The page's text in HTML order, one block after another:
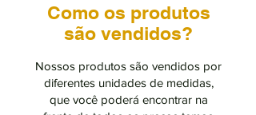
Como os produtos
são vendidos?
Nossos produtos são vendidos por
diferentes unidades de medidas,
que você poderá encontrar na